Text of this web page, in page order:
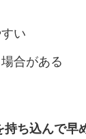
い
合がある
ち込んで早